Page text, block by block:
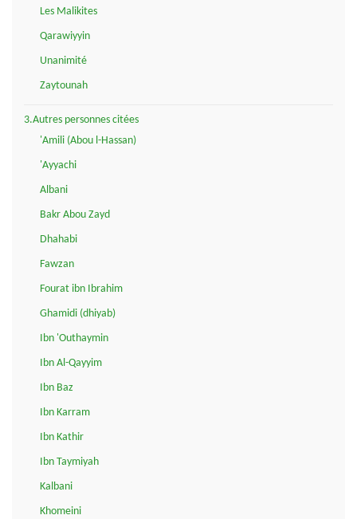
Les Malikites
Qarawiyyin
Unanimité
Zaytounah
3.Autres personnes citées
'Amili (Abou l-Hassan)
'Ayyachi
Albani
Bakr Abou Zayd
Dhahabi
Fawzan
Fourat ibn Ibrahim
Ghamidi (dhiyab)
Ibn 'Outhaymin
Ibn Al-Qayyim
Ibn Baz
Ibn Karram
Ibn Kathir
Ibn Taymiyah
Kalbani
Khomeini